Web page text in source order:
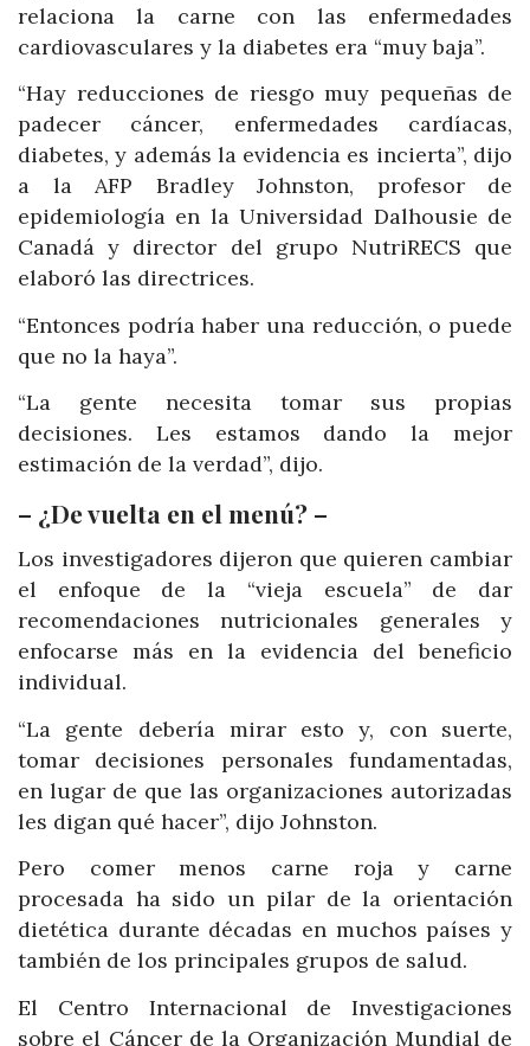
relaciona la carne con las enfermedades
cardiovasculares y la diabetes era “muy baja”.
“Hay reducciones de riesgo muy pequeñas de
padecer cáncer, enfermedades cardíacas,
diabetes, y además la evidencia es incierta”, dijo
a la AFP Bradley Johnston, profesor de
epidemiología en la Universidad Dalhousie de
Canadá y director del grupo NutriRECS que
elaboró las directrices.
“Entonces podría haber una reducción, o puede
que no la haya”.
“La gente necesita tomar sus propias
decisiones. Les estamos dando la mejor
estimación de la verdad”, dijo.
– ¿De vuelta en el menú? –
Los investigadores dijeron que quieren cambiar
el enfoque de la “vieja escuela” de dar
recomendaciones nutricionales generales y
enfocarse más en la evidencia del beneficio
individual.
“La gente debería mirar esto y, con suerte,
tomar decisiones personales fundamentadas,
en lugar de que las organizaciones autorizadas
les digan qué hacer”, dijo Johnston.
Pero comer menos carne roja y carne
procesada ha sido un pilar de la orientación
dietética durante décadas en muchos países y
también de los principales grupos de salud.
El Centro Internacional de Investigaciones
sobre el Cáncer de la Organización Mundial de